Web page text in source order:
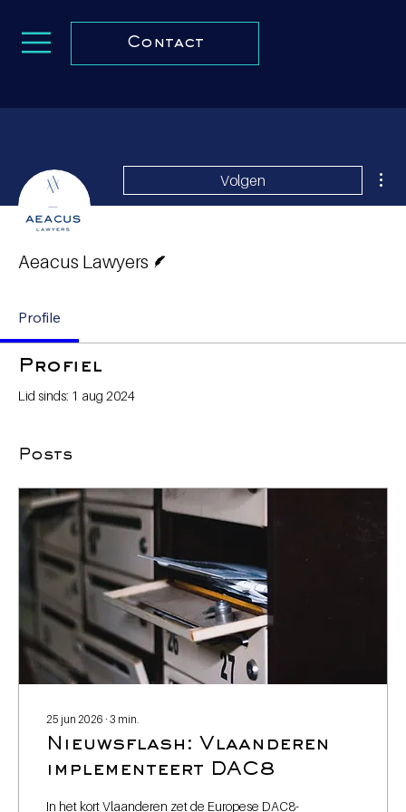
Contact
Volgen
Aeacus Lawyers
Profile
Profiel
Lid sinds: 1 aug 2024
Posts
25 jun 2026 ∙ 3 min.
Nieuwsflash: Vlaanderen
implementeert DAC8
In het kort Vlaanderen zet de Europese DAC8-